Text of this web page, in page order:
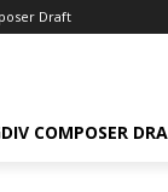
Draft
COMPOSER